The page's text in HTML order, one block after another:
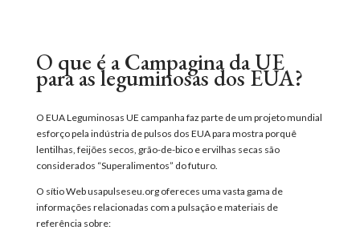
O que é a Campagina da UE
para as leguminosas dos EUA?
O EUA Leguminosas UE campanha faz parte de um projeto mundial
esforçopela indústria de pulsos dos EUApara mostra porquê
lentilhas, feijões secos, grão-de-bico e ervilhas secas são
considerados “Superalimentos” do futuro.
O sítio Web usapulseseu.orgofereces uma vasta gama de
informações relacionadas com a pulsação e materiais de
referência sobre: